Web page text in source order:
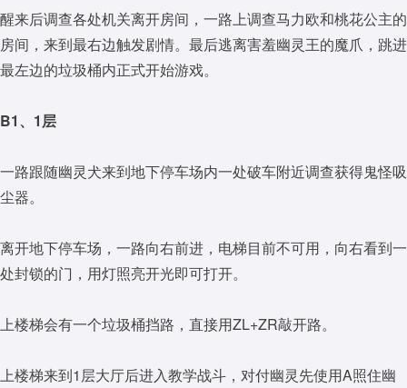
醒来后调查各处机关离开房间，一路上调查马力欧和桃花公主的
房间，来到最右边触发剧情。最后逃离害羞幽灵王的魔爪，跳进
最左边的垃圾桶内正式开始游戏。
B1、1层
一路跟随幽灵犬来到地下停车场内一处破车附近调查获得鬼怪吸
尘器。
离开地下停车场，一路向右前进，电梯目前不可用，向右看到一
处封锁的门，用灯照亮开光即可打开。
上楼梯会有一个垃圾桶挡路，直接用ZL+ZR敲开路。
上楼梯来到1层大厅后进入教学战斗，对付幽灵先使用A照住幽